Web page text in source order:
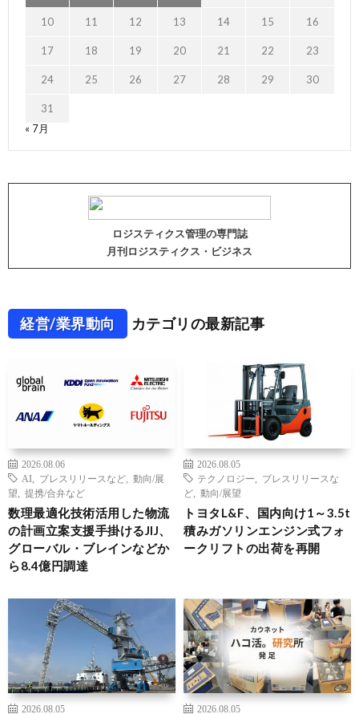
10 11 12 13 14 15 16
17 18 19 20 21 22 23
24 25 26 27 28 29 30
31
« 7月
ロジスティクス管理の専門誌
月刊ロジスティクス・ビジネス
経営/業界動向 カテゴリの最新記事
2026.08.06
AI
プレスリリースなど
動向/展
望
提携/合弁など
数理最適化技術活用した物流
の計画立案支援手掛けるJIJ、
グローバル・ブレインなどか
ら8.4億円調達
2026.08.05
テクノロジー
プレスリリースな
ど
動向/展望
トヨタL&F、国内向け1～3.5t
積みガソリンエンジン式フォ
ークリフトの出荷を再開
2026.08.05
2026.08.05